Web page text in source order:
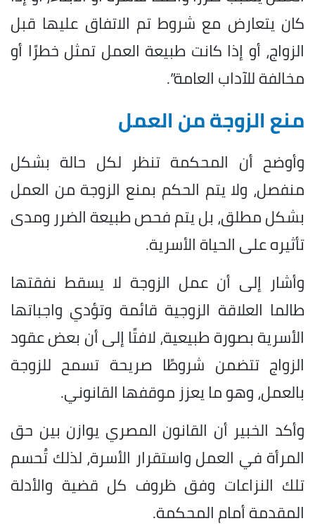
كان يتعارض مع شروط تم الاتفاق عليها قبل
الزواج، أو إذا كانت طبيعة العمل تمثل خطرًا أو
مخالفة للآداب العامة”.
منع الزوجة من العمل
وأوضح أن المحكمة تنظر لكل حالة بشكل
منفصل، ولا يتم الحكم بمنع الزوجة من العمل
بشكل مطلق، بل يتم فحص طبيعة الضرر ومدى
تأثيره على الحياة الأسرية.
وأشار إلى أن عمل الزوجة لا يسقط نفقتها
طالما العلاقة الزوجية قائمة وتؤدي واجباتها
الأسرية بصورة طبيعية، لافتًا إلى أن بعض عقود
الزواج تتضمن شروطًا صريحة تسمح للزوجة
بالعمل، وهو ما يعزز موقفها القانوني.
وأكد الخبير أن القانون المصري يوازن بين حق
المرأة في العمل واستقرار الأسرة، لذلك تُحسم
تلك النزاعات وفق ظروف كل قضية والأدلة
المقدمة أمام المحكمة.